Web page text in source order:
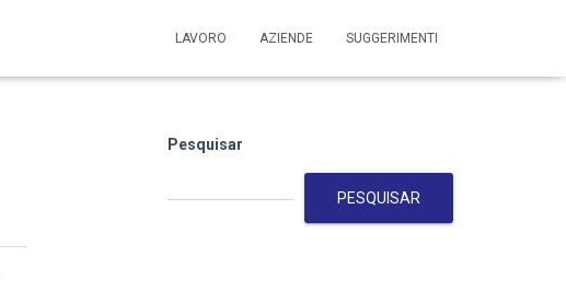
LAVORO AZIENDE SUGGERIMENTI
Pesquisar
PESQUISAR